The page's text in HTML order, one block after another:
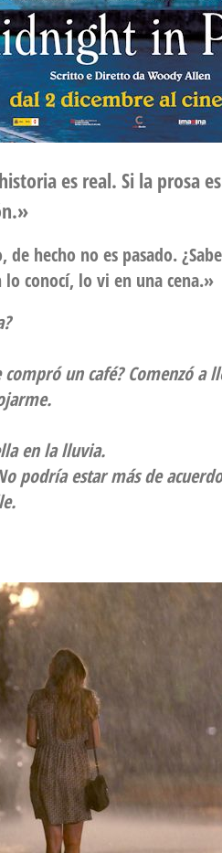
es real. Si la prosa
hecho no es pasado.
conocí, lo vi en una cena.»
un café? Comenzó a
en la lluvia.
podría estar más de